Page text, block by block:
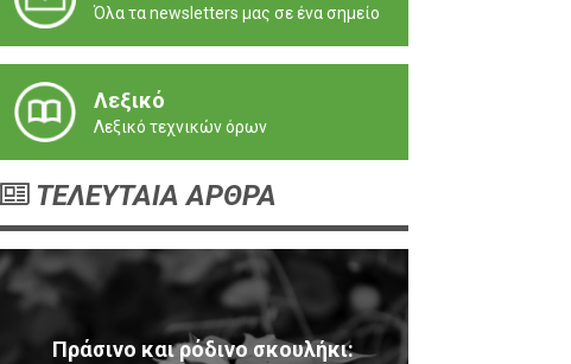
Όλα τα newsletters μας σε ένα σημείο
Λεξικό
Λεξικό τεχνικών όρων
ΤΕΛΕΥΤΑΙΑ ΑΡΘΡΑ
Πράσινο και ρόδινο σκουλήκι: